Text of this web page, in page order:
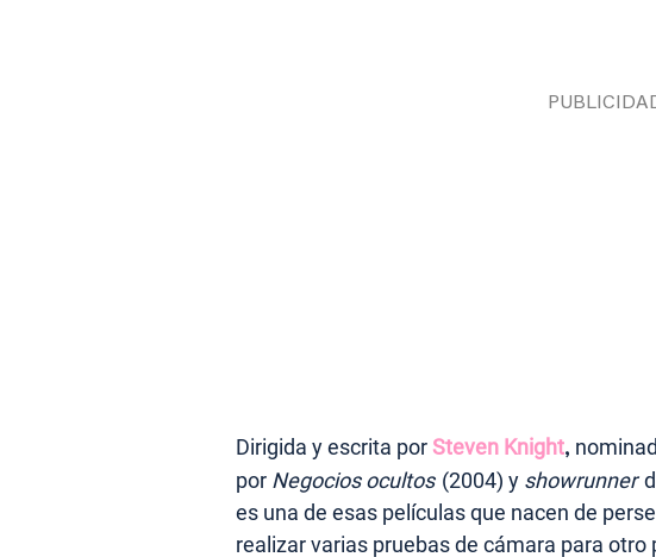
Dirigida y escrita por Steven Knight,
por Negocios ocultos (2004) y showrunner
es una de esas películas que nacen de
realizar varias pruebas de cámara para